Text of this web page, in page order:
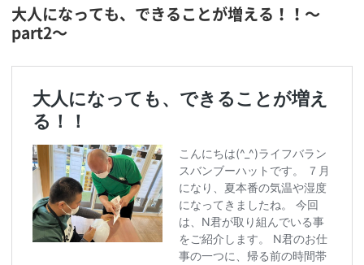
大人になっても、できることが増える！！〜
part2〜